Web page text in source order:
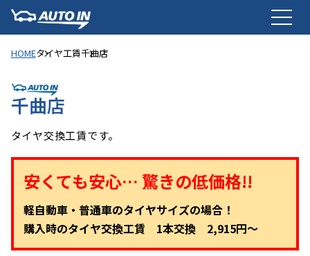
HOMEタイヤ工賃千曲店
千曲店
タイヤ交換工賃です。
安くても安心… 驚きの低価格!!
軽自動車・普通車のタイヤサイズの場合！
購入時のタイヤ交換工賃 1本交換 2,915円～